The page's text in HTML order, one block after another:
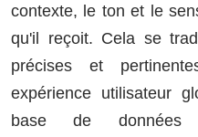
contexte, le ton et le
qu'il reçoit. Cela se
précises et
expérience utilisateur
base de données